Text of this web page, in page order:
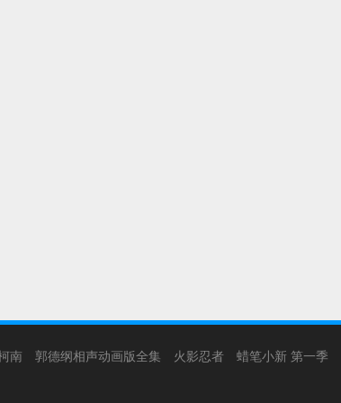
南 郭德纲相声动画版全集 火影忍者 蜡笔小新 第一季